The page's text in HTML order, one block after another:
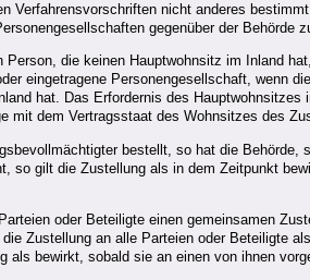
Verfahrensvorschriften nicht anderes
gegenüber der
Person, die keinen Hauptwohnsitz im Inland
eingetragene Personengesellschaft, wenn
hat. Das Erfordernis des
mit dem Vertragsstaat des Wohnsitzes des
bestellt, so hat die
so gilt die Zustellung als in dem Zeitpunkt
oder Beteiligte einen gemeinsamen
Zustellung an alle Parteien oder Beteiligte
als bewirkt, sobald sie an einen von ihnen